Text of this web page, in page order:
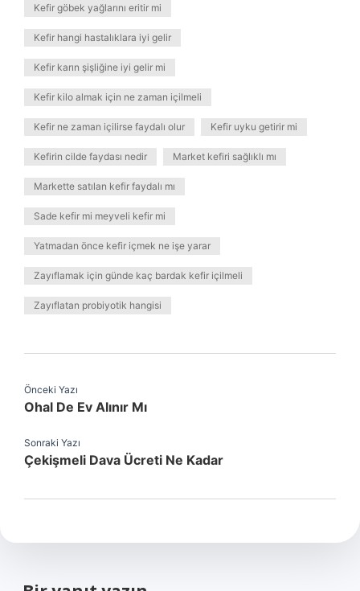
Kefir göbek yağlarını eritir mi
Kefir hangi hastalıklara iyi gelir
Kefir karın şişliğine iyi gelir mi
Kefir kilo almak için ne zaman içilmeli
Kefir ne zaman içilirse faydalı olur Kefir uyku getirir mi
Kefirin cilde faydası nedir Market kefiri sağlıklı mı
Markette satılan kefir faydalı mı
Sade kefir mi meyveli kefir mi
Yatmadan önce kefir içmek ne işe yarar
Zayıflamak için günde kaç bardak kefir içilmeli
Zayıflatan probiyotik hangisi
Önceki Yazı
Ohal De Ev Alınır Mı
Sonraki Yazı
Çekişmeli Dava Ücreti Ne Kadar